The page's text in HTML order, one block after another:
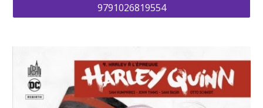
9791026819554